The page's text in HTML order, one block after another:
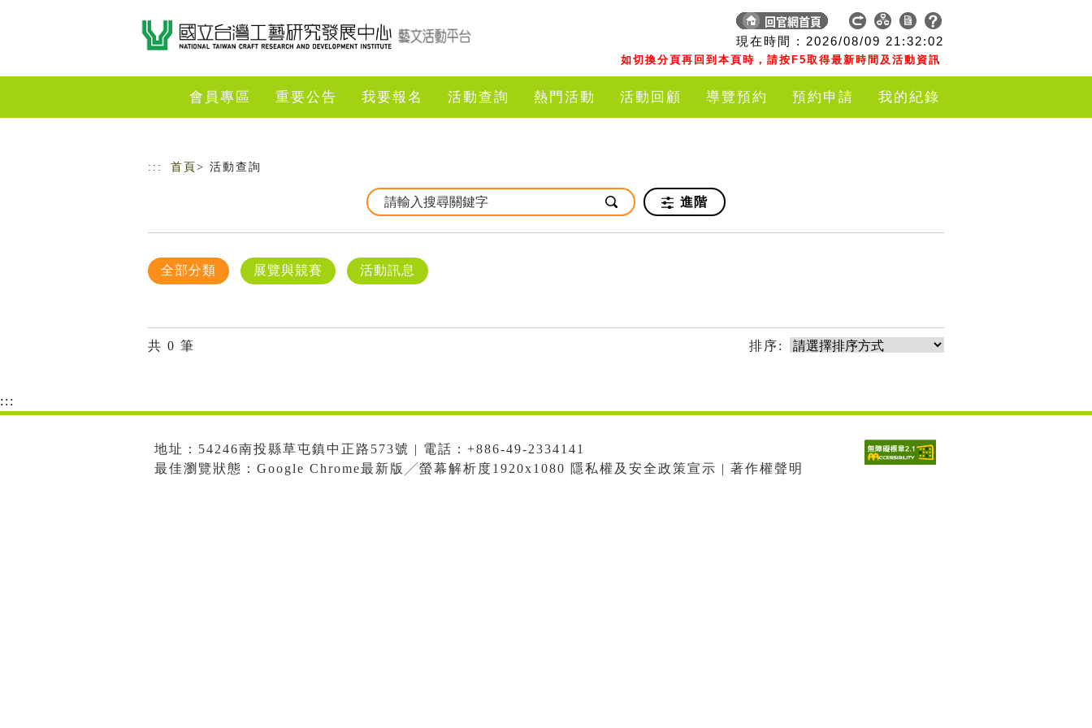
現在時間 : 2026/08/09 21:32:02
如切換分頁再回到本頁時，請按F5取得最新時間及活動資訊
會員專區 重要公告 我要報名 活動查詢 熱門活動 活動回顧 導覽預約 預約申請 我的紀錄
::: 首頁 > 活動查詢
進階
全部分類 展覽與競賽 活動訊息
共 0 筆 排序:
:::
地址：54246南投縣草屯鎮中正路573號 | 電話：+886-49-2334141
最佳瀏覽狀態：Google Chrome最新版╱螢幕解析度1920x1080 隱私權及安全政策宣示 | 著作權聲明